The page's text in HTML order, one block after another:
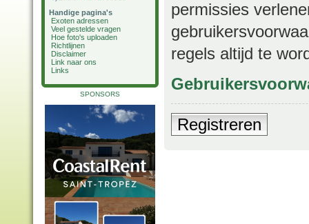
Handige pagina's
Exoten adressen
Veel gestelde vragen
Hoe foto's uploaden
Richtlijnen
Disclaimer
Link naar ons
Links
SPONSORS
permissies
regels altijd te
Registreren